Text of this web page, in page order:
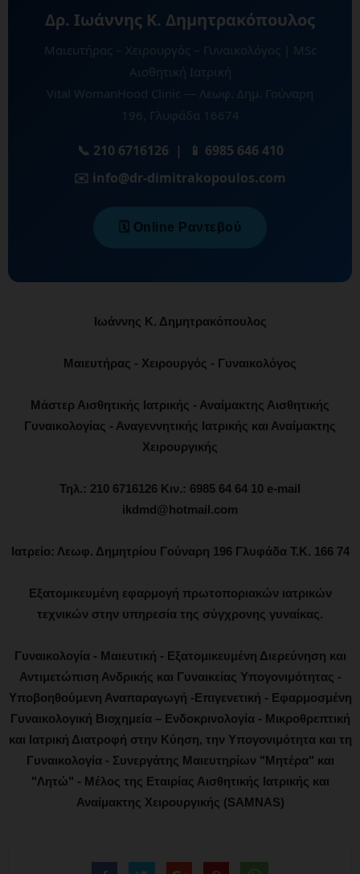
Δρ. Ιωάννης Κ. Δημητρακόπουλος
Μαιευτήρας – Χειρουργός – Γυναικολόγος | MSc
Αισθητική Ιατρική
Vital WomanHood Clinic — Λεωφ. Δημ. Γούναρη
196, Γλυφάδα 16674
📞 210 6716126 | 📱 6985 646 410
✉️ info@dr-dimitrakopoulos.com
🗓️ Online Ραντεβού
Ιωάννης Κ. Δημητρακόπουλος
Μαιευτήρας - Χειρουργός - Γυναικολόγος
Μάστερ Αισθητικής Ιατρικής - Αναίμακτης Αισθητικής
Γυναικολογίας - Αναγεννητικής Ιατρικής και Αναίμακτης
Χειρουργικής
Τηλ.: 210 6716126 Κιν.: 6985 64 64 10 e-mail
ikdmd@hotmail.com
Ιατρείο: Λεωφ. Δημητρίου Γούναρη 196 Γλυφάδα Τ.Κ. 166 74
Εξατομικευμένη εφαρμογή πρωτοποριακών ιατρικών
τεχνικών στην υπηρεσία της σύγχρονης γυναίκας.
Γυναικολογία - Μαιευτική - Εξατομικευμένη Διερεύνηση και
Αντιμετώπιση Ανδρικής και Γυναικείας Υπογονιμότητας -
Υποβοηθούμενη Αναπαραγωγή -Επιγενετική - Εφαρμοσμένη
Γυναικολογική Βιοχημεία – Ενδοκρινολογία - Μικροθρεπτική
και Ιατρική Διατροφή στην Κύηση, την Υπογονιμότητα και τη
Γυναικολογία - Συνεργάτης Μαιευτηρίων "Μητέρα" και
"Λητώ" - Μέλος της Εταιρίας Αισθητικής Ιατρικής και
Αναίμακτης Χειρουργικής (SAMNAS)